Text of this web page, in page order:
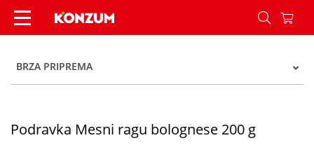
Podravka Mesni ragu bolognese 200 g - Konzum
BRZA PRIPREMA
Podravka Mesni ragu bolognese 200 g